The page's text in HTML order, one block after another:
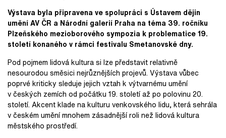
Výstava byla připravena ve spolupráci s Ústavem dějin
umění AV ČR a Národní galerií Praha na téma 39. ročníku
Plzeňského mezioborového sympozia k problematice 19.
století konaného v rámci festivalu Smetanovské dny.
Pod pojmem lidová kultura si lze představit relativně
nesourodou směsici nejrůznějších projevů. Výstava vůbec
poprvé kriticky sleduje jejich vztah k výtvarnému umění
v českých zemích od počátku 19. století až po polovinu 20.
století. Akcent klade na kulturu venkovského lidu, která sehrála
v českém umění mnohem zásadnější roli než lidová kultura
městského prostředí.